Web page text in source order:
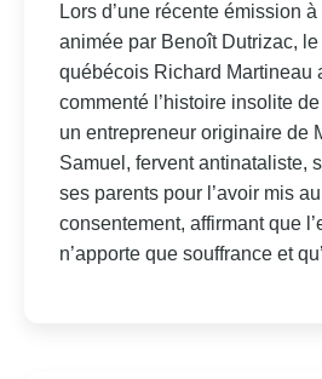
Lors d’une récente émission
animée par Benoît Dutrizac,
québécois Richard Martineau
commenté l’histoire insolite
un entrepreneur originaire de
Samuel, fervent antinataliste,
ses parents pour l’avoir mis
consentement, affirmant que
n’apporte que souffrance et